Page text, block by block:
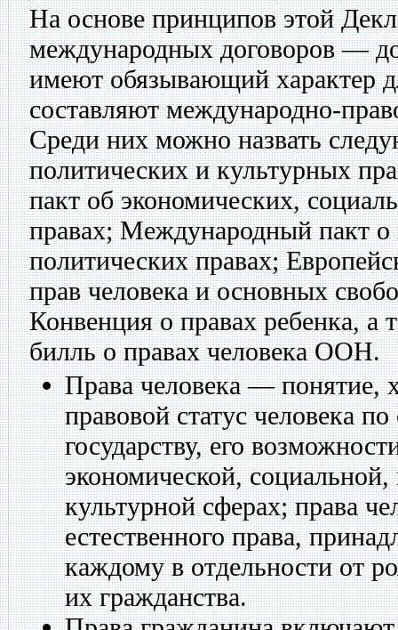
На основе принципов этой
международных договоров —
имеют обязывающий характер
составляют международно-
Среди них можно назвать
политических и культурных
пакт об экономических,
правах; Международный пакт о
политических правах;
прав человека и основных
Конвенция о правах ребенка,
билль о правах человека ООН.
Права человека — понятие,
правовой статус человека
государству, его
экономической,
культурной сферах; права
естественного права,
каждому в отдельности от
их гражданства.